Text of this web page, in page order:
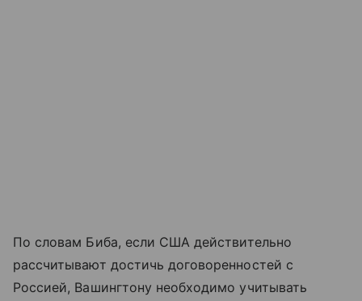
По словам Биба, если США действительно
рассчитывают достичь договоренностей с
Россией, Вашингтону необходимо учитывать